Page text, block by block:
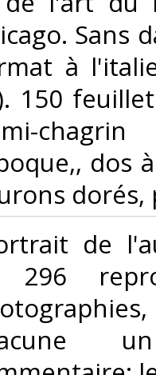
Sans
à
150
dos
dorés,
de
296